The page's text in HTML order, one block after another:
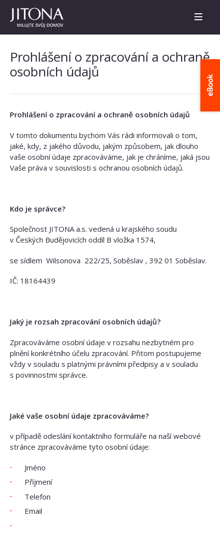
Prohlášení o zpracování a ochraně
osobních údajů
Prohlášení o zpracování a ochraně osobních údajů
V tomto dokumentu bychom Vás rádi informovali o tom,
jaké, kdy, z jakého důvodu, jakým způsobem, jak dlouho
vaše osobní údaje zpracováváme, jak je chráníme, jaká jsou
Vaše práva v souvislosti s ochranou osobních údajů.
Kdo je správce?
Společnost JITONA a.s. vedená u krajského soudu
v Českých Budějovicích oddíl B vložka 1574,
se sídlem Wilsonova 222/25, Soběslav , 392 01 Soběslav.
IČ: 18164439
Jaký je rozsah zpracování osobních údajů?
Zpracováváme osobní údaje v rozsahu nezbytném pro
plnění konkrétního účelu zpracování. Přitom postupujeme
vždy v souladu s platnými právními předpisy a v souladu
s povinnostmi správce.
Jaké vaše osobní údaje zpracováváme?
v případě odeslání kontaktního formuláře na naší webové
stránce zpracováváme tyto osobní údaje:
Jméno
Příjmení
Telefon
Email